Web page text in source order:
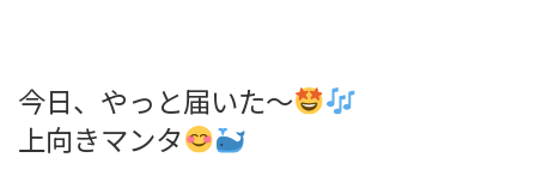
今日、やっと届いた～
上向きマンタ